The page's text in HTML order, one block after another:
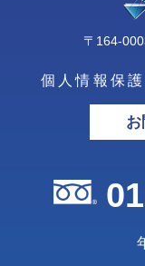
〒164-
個人情報保護